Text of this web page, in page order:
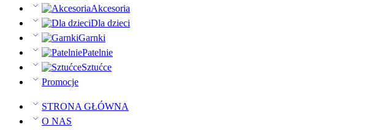
Akcesoria
Dla dzieci
Garnki
Patelnie
Sztućce
Promocje
STRONA GŁÓWNA
O NAS